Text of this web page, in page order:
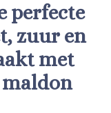
perfecte
zuur en
met
maldon